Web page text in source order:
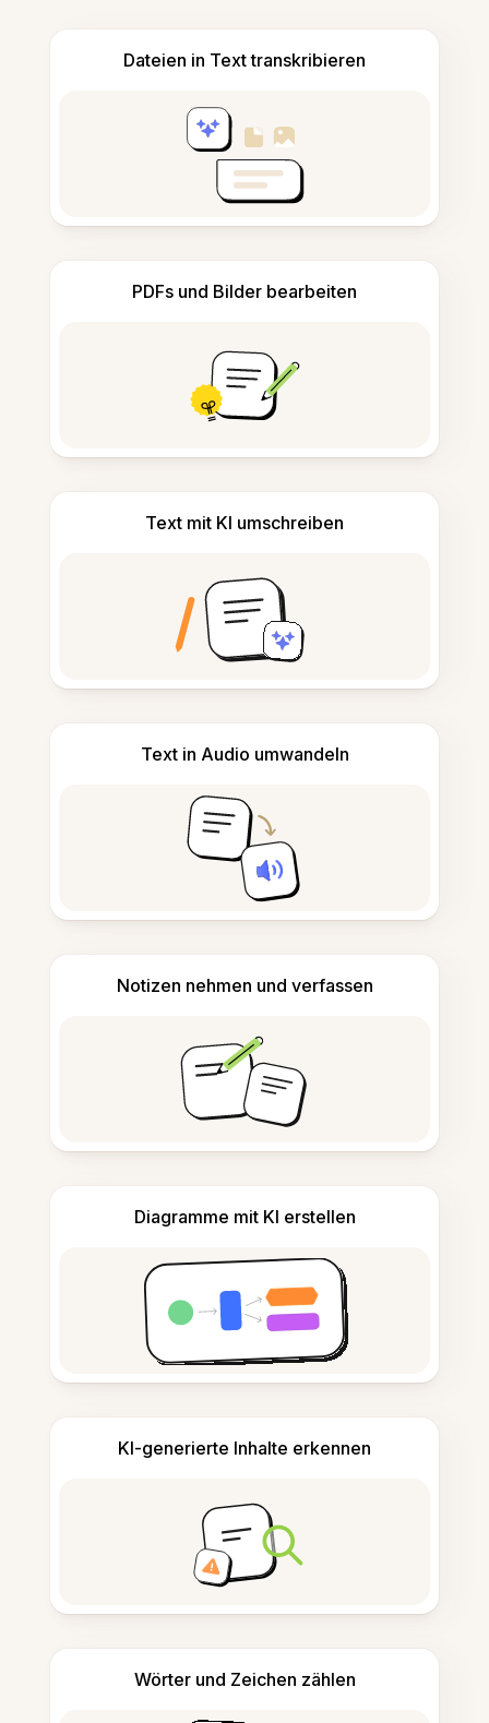
Dateien in Text transkribieren
PDFs und Bilder bearbeiten
Text mit KI umschreiben
Text in Audio umwandeln
Notizen nehmen und verfassen
Diagramme mit KI erstellen
KI-generierte Inhalte erkennen
Wörter und Zeichen zählen